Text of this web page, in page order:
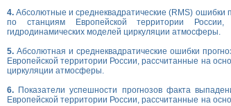
4. Абсолютные и среднеквадратические (RMS) ошибки
по станциям Европейской территории
гидродинамических моделей циркуляции атмосферы.
5. Абсолютная и среднеквадратические ошибки
Европейской территории России, рассчитанные на
циркуляции атмосферы.
6. Показатели успешности прогнозов факта
Европейской территории России, рассчитанные на